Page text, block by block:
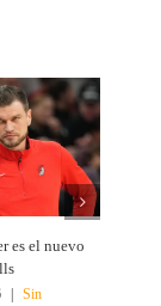
es el nuevo
Sin